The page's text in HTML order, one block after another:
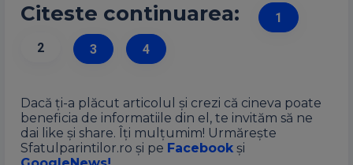
Citeste continuarea:
1
2
3 4
Dacă ți-a plăcut articolul și crezi că cineva poate
beneficia de informatiile din el, te invităm să ne
dai like și share. Îți mulțumim! Urmărește
Sfatulparintilor.ro și pe Facebook și